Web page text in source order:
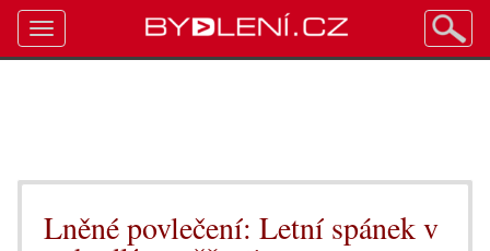
Lněné povlečení: Letní spánek v
Toggle
navigation